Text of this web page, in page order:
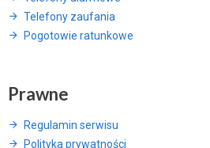
Telefony zaufania
Pogotowie ratunkowe
Prawne
Regulamin serwisu
Polityka prywatności